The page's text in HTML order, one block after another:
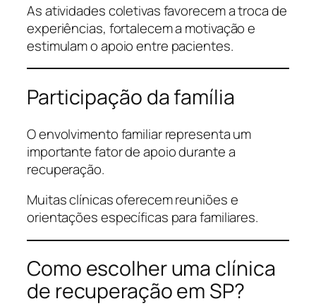
As atividades coletivas favorecem a troca de
experiências, fortalecem a motivação e
estimulam o apoio entre pacientes.
Participação da família
O envolvimento familiar representa um
importante fator de apoio durante a
recuperação.
Muitas clínicas oferecem reuniões e
orientações específicas para familiares.
Como escolher uma clínica
de recuperação em SP?